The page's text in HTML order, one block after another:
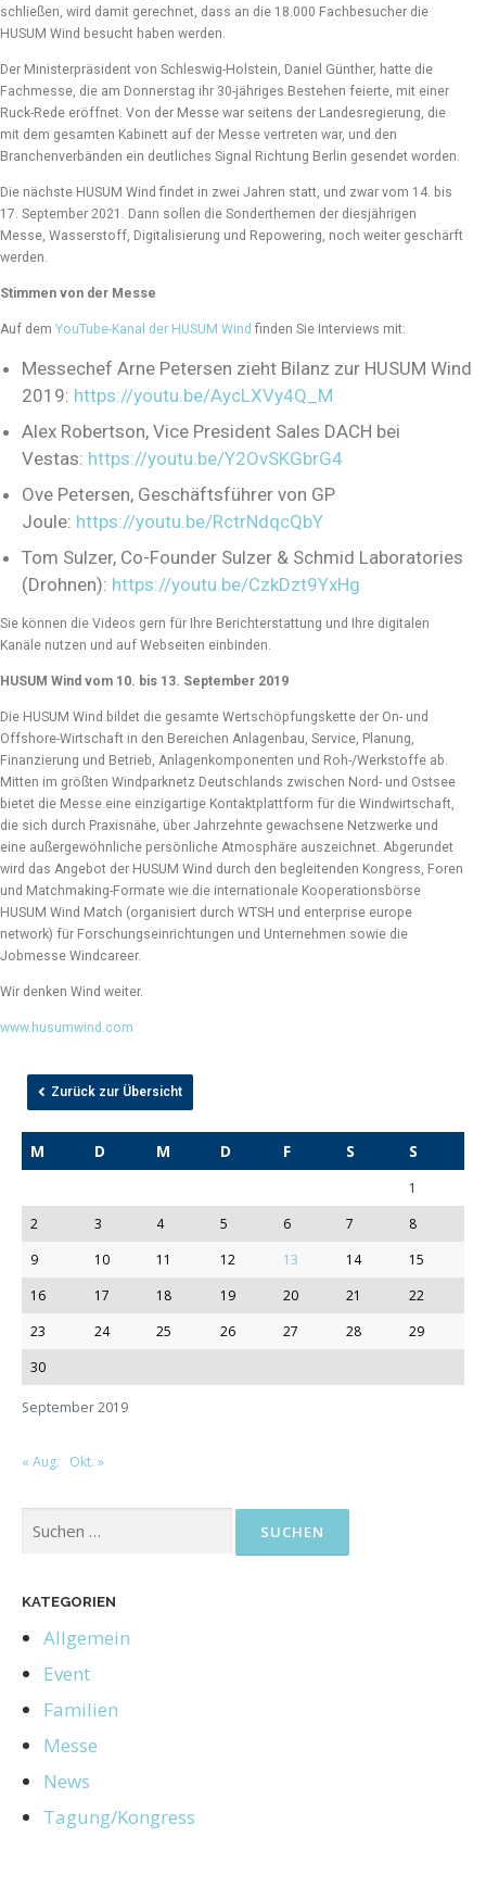
schließen, wird damit gerechnet, dass an die 18.000 Fachbesucher die
HUSUM Wind besucht haben werden.
Der Ministerpräsident von Schleswig-Holstein, Daniel Günther, hatte die
Fachmesse, die am Donnerstag ihr 30-jähriges Bestehen feierte, mit einer
Ruck-Rede eröffnet. Von der Messe war seitens der Landesregierung, die
mit dem gesamten Kabinett auf der Messe vertreten war, und den
Branchenverbänden ein deutliches Signal Richtung Berlin gesendet worden.
Die nächste HUSUM Wind findet in zwei Jahren statt, und zwar vom 14. bis
17. September 2021. Dann sollen die Sonderthemen der diesjährigen
Messe, Wasserstoff, Digitalisierung und Repowering, noch weiter geschärft
werden.
Stimmen von der Messe
Auf dem YouTube-Kanal der HUSUM Wind finden Sie Interviews mit:
Messechef Arne Petersen zieht Bilanz zur HUSUM Wind
2019: https://youtu.be/AycLXVy4Q_M
Alex Robertson, Vice President Sales DACH bei
Vestas: https://youtu.be/Y2OvSKGbrG4
Ove Petersen, Geschäftsführer von GP
Joule: https://youtu.be/RctrNdqcQbY
Tom Sulzer, Co-Founder Sulzer & Schmid Laboratories
(Drohnen): https://youtu.be/CzkDzt9YxHg
Sie können die Videos gern für Ihre Berichterstattung und Ihre digitalen
Kanäle nutzen und auf Webseiten einbinden.
HUSUM Wind vom 10. bis 13. September 2019
Die HUSUM Wind bildet die gesamte Wertschöpfungskette der On- und
Offshore-Wirtschaft in den Bereichen Anlagenbau, Service, Planung,
Finanzierung und Betrieb, Anlagenkomponenten und Roh-/Werkstoffe ab.
Mitten im größten Windparknetz Deutschlands zwischen Nord- und Ostsee
bietet die Messe eine einzigartige Kontaktplattform für die Windwirtschaft,
die sich durch Praxisnähe, über Jahrzehnte gewachsene Netzwerke und
eine außergewöhnliche persönliche Atmosphäre auszeichnet. Abgerundet
wird das Angebot der HUSUM Wind durch den begleitenden Kongress, Foren
und Matchmaking-Formate wie die internationale Kooperationsbörse
HUSUM Wind Match (organisiert durch WTSH und enterprise europe
network) für Forschungseinrichtungen und Unternehmen sowie die
Jobmesse Windcareer.
Wir denken Wind weiter.
www.husumwind.com
Zurück zur Übersicht
September 2019
M D M D F S S
1
2
3 4 5 6 7
8
9
10 11 12 13 14
15
16
17 18 19 20 21
22
23
24 25 26 27 28
29
30
« Aug. Okt. »
KATEGORIEN
Allgemein
Event
Familien
Messe
News
Tagung/Kongress